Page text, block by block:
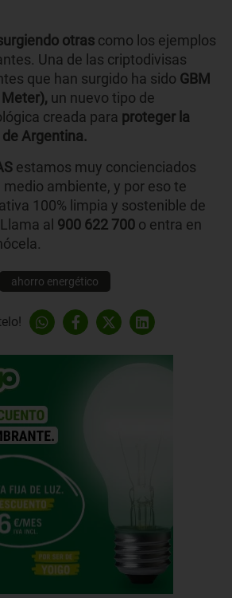
otras como los ejemplos
Una de las criptodivisas
que han surgido ha sido GBM
un nuevo tipo de
creada para proteger la
Argentina.
estamos muy concienciados
ambiente, y por eso te
100% limpia y sostenible de
al 900 622 700 o entra en
ahorro energético